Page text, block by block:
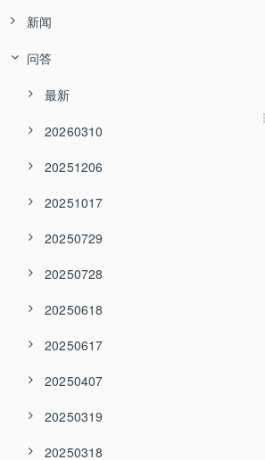
新闻
问答
最新
20260310
20251206
20251017
20250729
20250728
20250618
20250617
20250407
20250319
20250318